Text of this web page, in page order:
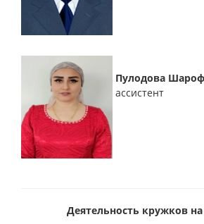
Пулодова
ассистент
Деятельность кружков